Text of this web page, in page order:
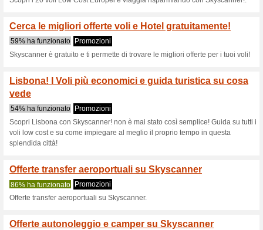
Sconti e
Sconto Skyscanner
Non perdere questa
esigenze, Skyscanner ti